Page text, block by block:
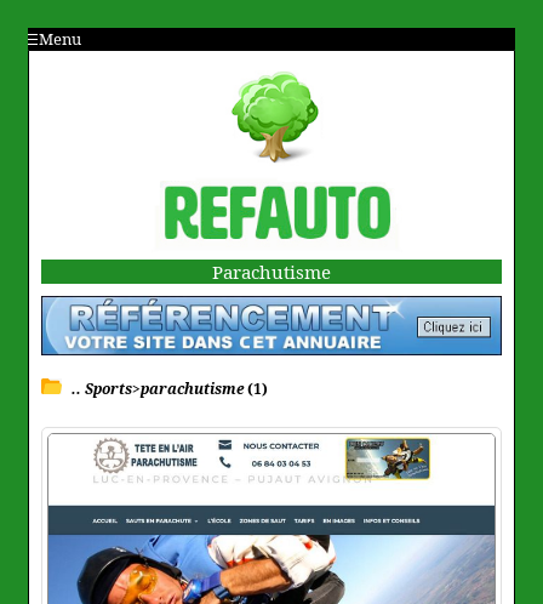
Menu
Parachutisme
.. Sports>parachutisme(1)